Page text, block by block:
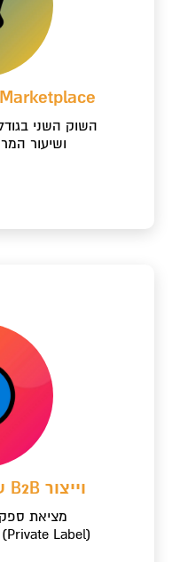
מכירות בוולמארט Marketplace
השוק השני
ושיעור
עליבאבא — סחר B2B וייצור
מציאת